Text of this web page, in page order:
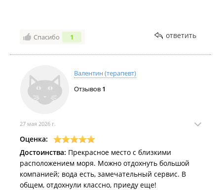
Спасибо 1 ответить
Валентин (терапевт)
Отзывов 1
27 мая 2026 г.
Оценка:
Достоинства: Прекрасное место с близкими
расположением моря. Можно отдохнуть большой
компанией; вода есть, замечательный сервис. В
общем, отдохнули классно, приеду еще!